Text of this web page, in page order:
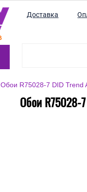
Доставка
Обои R75028-7 DID Trend
Обои R75028-